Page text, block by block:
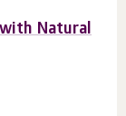
Natural